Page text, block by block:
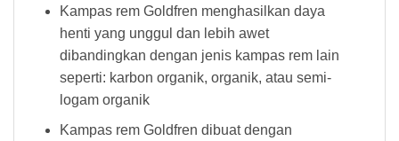
Kampas rem Goldfren menghasilkan daya
henti yang unggul dan lebih awet
dibandingkan dengan jenis kampas rem lain
seperti: karbon organik, organik, atau semi-
logam organik
Kampas rem Goldfren dibuat dengan